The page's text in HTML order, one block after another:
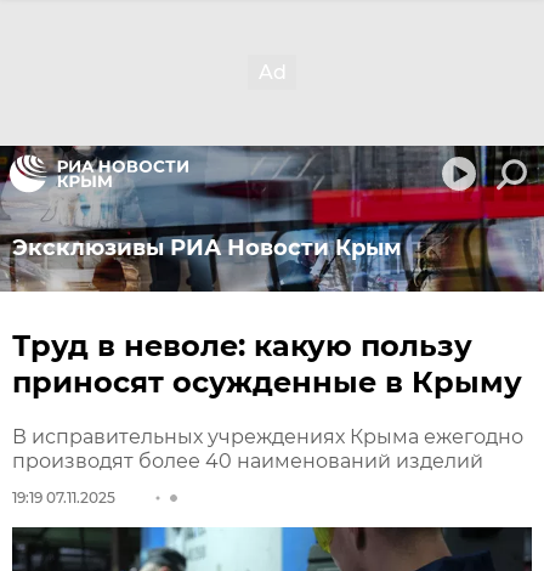
Эксклюзивы РИА Новости Крым
Труд в неволе: какую пользу
приносят осужденные в Крыму
В исправительных учреждениях Крыма ежегодно
производят более 40 наименований изделий
19:19 07.11.2025